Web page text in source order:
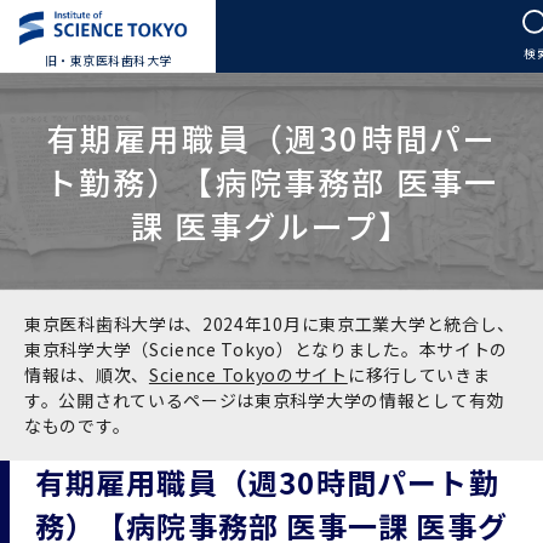
旧・東京医科歯科大学
大学案内トップ
学長メッセージ
基本理念・沿革
基本理念・沿革トップ
沿革
東京医科歯科大学の特色
学問と教育の聖地 湯島に建つ東京医科歯科大学
アクセストップ
運営組織
入学案内
入学案内トップ
大学案内
学部受験生向け「大学案内」（冊子）
学部入学案内トップ
大学院入学案内
学生生活
学生生活トップ
Science Tokyo SPRING (医歯学系)
今後の博士学生向け支援制度について
Science Tokyo BOOST (医歯学系)トップ
CS（クリニシャン・サイエンティスト）養成支援制度
教育研究組織等
教育研究組織等トップ
教育理念トップ
医学部（医学科･保健衛生学科）
大学病院
医科（医系診療部門）
研究・連携トップ
国際交流
有期雇用職員（週30時間パー
ト勤務）【病院事務部 医事一
課 医事グループ】
東京医科歯科大学は、2024年10月に東京工業大学と統合し、
東京科学大学（Science Tokyo）となりました。本サイトの
情報は、順次、 Science Tokyoのサイト に移行していきま
す。公開されているページは東京科学大学の情報として有効
なものです。
有期雇用職員（週30時間パート勤
務）【病院事務部 医事一課 医事グ